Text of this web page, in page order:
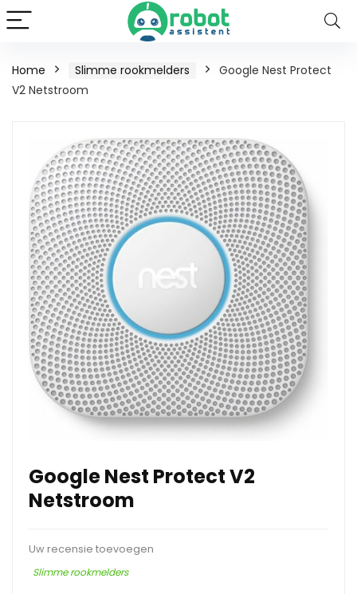
Home Slimme rookmelders
Google Nest Protect
V2 Netstroom
Google Nest Protect V2
Netstroom
Uw recensie toevoegen
Slimme rookmelders